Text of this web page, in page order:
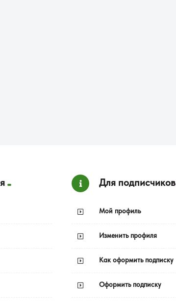
Для подписчиков
Мой профиль
Изменить профиля
Как оформить подписку
Оформить подписку